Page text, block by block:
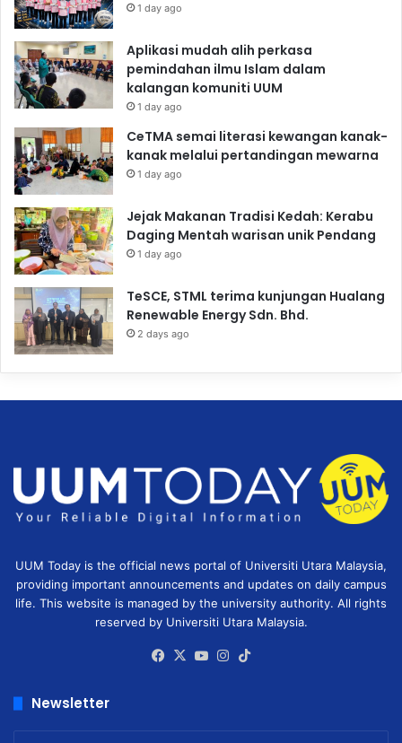
1 day ago
Aplikasi mudah alih perkasa
pemindahan ilmu Islam dalam
kalangan komuniti UUM
1 day ago
CeTMA semai literasi kewangan kanak-
kanak melalui pertandingan mewarna
1 day ago
Jejak Makanan Tradisi Kedah: Kerabu
Daging Mentah warisan unik Pendang
1 day ago
TeSCE, STML terima kunjungan Hualang
Renewable Energy Sdn. Bhd.
2 days ago
UUM Today is the official news portal of Universiti Utara Malaysia,
providing important announcements and updates on daily campus
life. This website is managed by the university authority. All rights
reserved by Universiti Utara Malaysia.
Facebook
X YouTubeInstagram
Newsletter